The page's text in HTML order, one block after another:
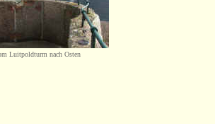
Luitpoldturm nach Osten